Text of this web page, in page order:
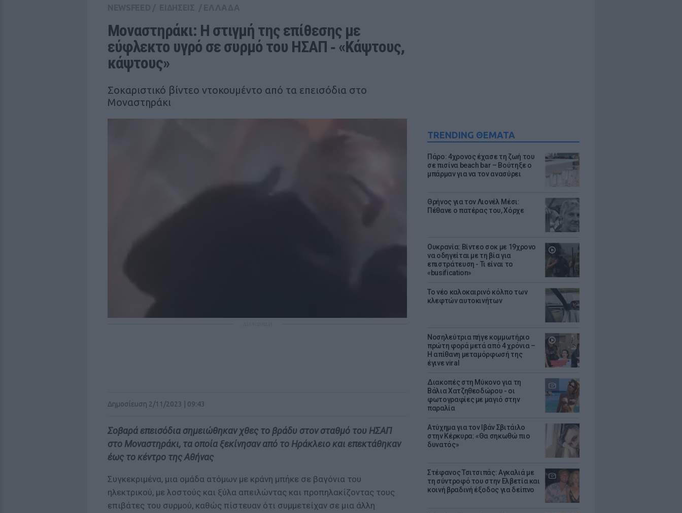
TRENDING ΘΕΜΑΤΑ
Πάρο: 4χρονος έχασε τη ζωή του
σε πισίνα beach bar – Βούτηξε ο
μπάρμαν για να τον ανασύρει
Θρήνος για τον Λιονέλ Μέσι:
Πέθανε ο πατέρας του, Χόρχε
Ουκρανία: Βίντεο σοκ με 19χρονο
να οδηγείται με τη βία για
επιστράτευση - Τι είναι το
«busification»
Το νέο καλοκαιρινό κόλπο των
κλεφτών αυτοκινήτων
Νοσηλεύτρια πήγε κομμωτήριο
πρώτη φορά μετά από 4 χρόνια –
Η απίθανη μεταμόρφωσή της
έγινε viral
Διακοπές στη Μύκονο για τη
Βάλια Χατζηθεοδώρου - οι
φωτογραφίες με μαγιό στην
παραλία
Ατύχημα για τον Ιβάν Σβιτάιλο
στην Κέρκυρα: «Θα σηκωθώ πιο
δυνατός»
Στέφανος Τσιτσιπάς: Αγκαλιά με
τη σύντροφό του στην Ελβετία και
κοινή βραδινή έξοδος για δείπνο
Μοναστηράκι: Η στιγμή της επίθεσης με
εύφλεκτο υγρό σε συρμό του ΗΣΑΠ ‑ «Κάψτους,
κάψτους»
Σοκαριστικό βίντεο ντοκουμέντο από τα επεισόδια στο
Μοναστηράκι
Δημοσίευση 2/11/2023 | 09:43
Σοβαρά επεισόδια σημειώθηκαν χθες το βράδυ στον σταθμό του ΗΣΑΠ
στο Μοναστηράκι, τα οποία ξεκίνησαν από το Ηράκλειο και επεκτάθηκαν
έως το κέντρο της Αθήνας
Συγκεκριμένα, μια ομάδα ατόμων με κράνη μπήκε σε βαγόνια του
ηλεκτρικού, με λοστούς και ξύλα απειλώντας και προπηλακίζοντας τους
επιβάτες του συρμού, καθώς πίστευαν ότι συμμετείχαν σε μια άλλη